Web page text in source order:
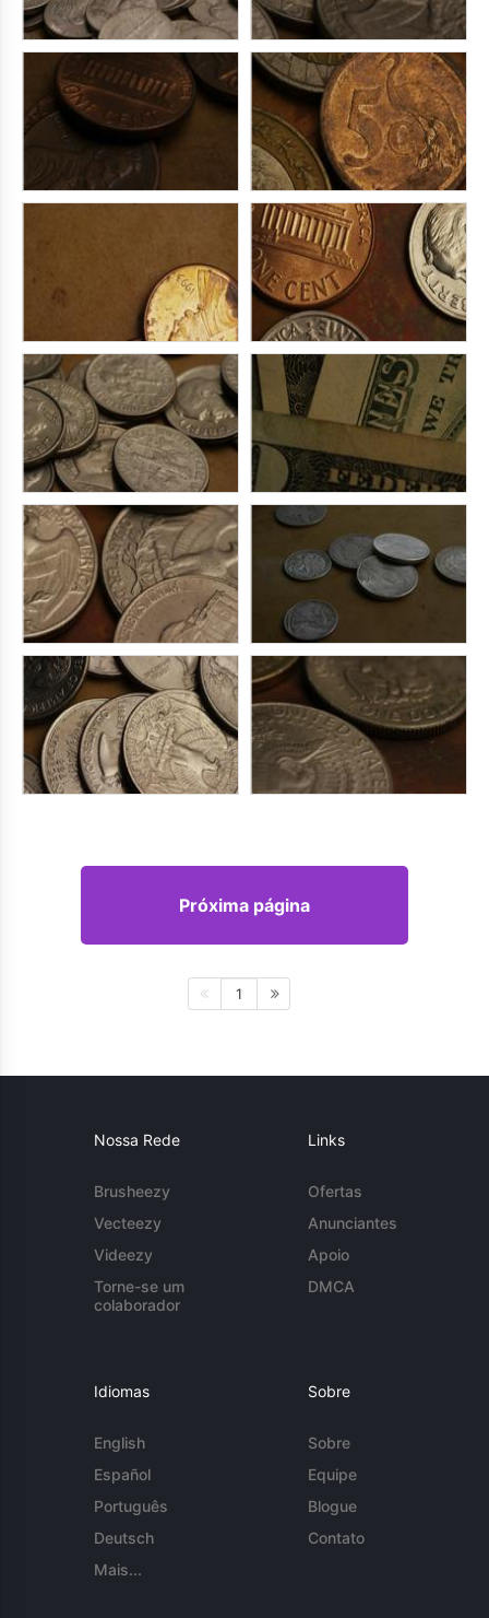
Próxima página
1
Nossa Rede
Brusheezy
Vecteezy
Videezy
Torne-se um
colaborador
Links
Ofertas
Anunciantes
Apoio
DMCA
Idiomas
English
Español
Português
Deutsch
Mais...
Sobre
Sobre
Equipe
Blogue
Contato